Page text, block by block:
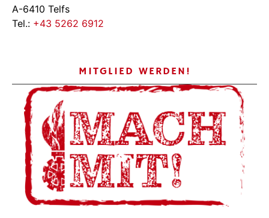
A-6410 Telfs
Tel.: +43 5262 6912
MITGLIED WERDEN!